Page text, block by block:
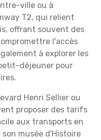
ville ou à
T2, qui relient
offrant souvent des
l'accès
à explorer les
déjeuner pour
Henri Sellier ou
proposer des tarifs
aux transports en
musée d'Histoire